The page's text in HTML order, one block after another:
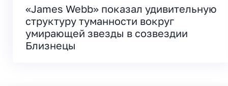
«James Webb» показал удивительную
структуру туманности вокруг
умирающей звезды в созвездии
Близнецы